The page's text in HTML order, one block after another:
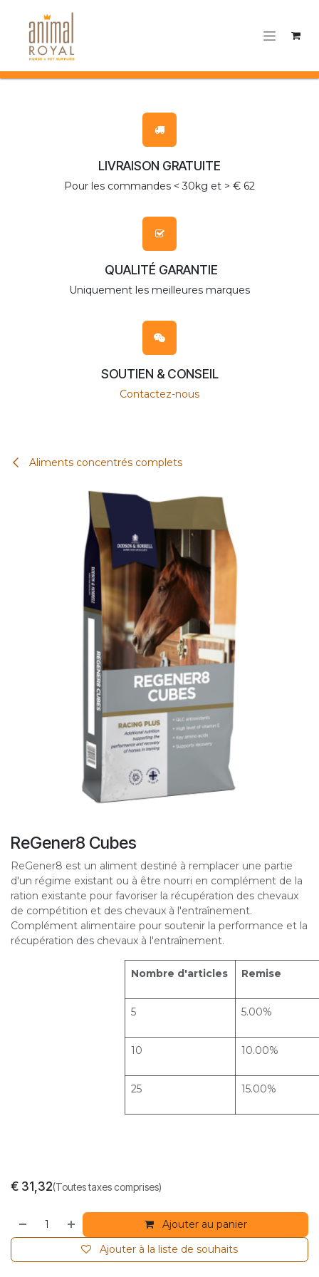
LIVRAISON GRATUITE
Pour les commandes < 30kg et > € 62
QUALITÉ GARANTIE
Uniquement les meilleures marques
SOUTIEN & CONSEIL
Contactez-nous
Aliments concentrés complets
ReGener8 Cubes
ReGener8 est un aliment destiné à remplacer une partie
d'un régime existant ou à être nourri en complément de la
ration existante pour favoriser la récupération des chevaux
de compétition et des chevaux à l'entraînement.
Complément alimentaire pour soutenir la performance et la
récupération des chevaux à l'entraînement.
Nombre d'articles Remise
5 5.00%
10 10.00%
25 15.00%
€ 31,32(Toutes taxes comprises)
Ajouter au panier
Ajouter à la liste de souhaits